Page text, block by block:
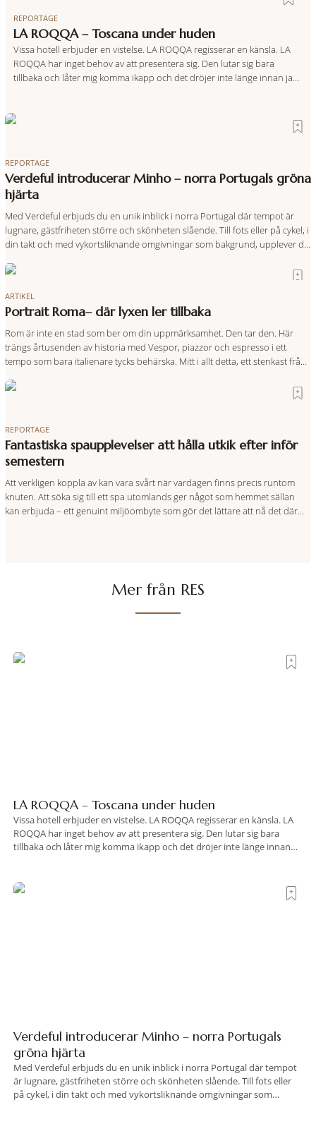
REPORTAGE
LA ROQQA – Toscana under huden
Vissa hotell erbjuder en vistelse. LA ROQQA regisserar en känsla. LA
ROQQA har inget behov av att presentera sig. Den lutar sig bara
tillbaka och låter mig komma ikapp och det dröjer inte länge innan jag
REPORTAGE
Verdeful introducerar Minho – norra Portugals gröna
hjärta
Med Verdeful erbjuds du en unik inblick i norra Portugal där tempot är
lugnare, gästfriheten större och skönheten slående. Till fots eller på cykel, i
din takt och med vykortsliknande omgivningar som bakgrund, upplever du
och sagolika landskap – detta är slow travel när det
ARTIKEL
Portrait Roma– där lyxen ler tillbaka
Rom är inte en stad som ber om din uppmärksamhet. Den tar den. Här
trängs årtusenden av historia med Vespor, piazzor och espresso i ett
tempo som bara italienare tycks behärska. Mitt i allt detta, ett stenkast från
den smått osannolika bedriften att
REPORTAGE
Fantastiska spaupplevelser att hålla utkik efter inför
semestern
Att verkligen koppla av kan vara svårt när vardagen finns precis runtom
knuten. Att söka sig till ett spa utomlands ger något som hemmet sällan
kan erbjuda – ett genuint miljöombyte som gör det lättare att nå det där
Mer från RES
LA ROQQA – Toscana under huden
Vissa hotell erbjuder en vistelse. LA ROQQA regisserar en känsla. LA
ROQQA har inget behov av att presentera sig. Den lutar sig bara
tillbaka och låter mig komma ikapp och det dröjer inte länge innan
Verdeful introducerar Minho – norra Portugals
gröna hjärta
Med Verdeful erbjuds du en unik inblick i norra Portugal där tempot
är lugnare, gästfriheten större och skönheten slående. Till fots eller
på cykel, i din takt och med vykortsliknande omgivningar som